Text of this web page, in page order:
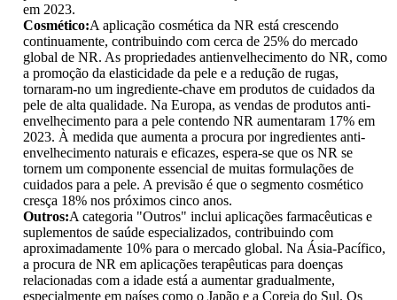
em 2023.
Cosmético:A aplicação cosmética da NR está crescendo
continuamente, contribuindo com cerca de 25% do mercado
global de NR. As propriedades antienvelhecimento do NR, como
a promoção da elasticidade da pele e a redução de rugas,
tornaram-no um ingrediente-chave em produtos de cuidados da
pele de alta qualidade. Na Europa, as vendas de produtos anti-
envelhecimento para a pele contendo NR aumentaram 17% em
2023. À medida que aumenta a procura por ingredientes anti-
envelhecimento naturais e eficazes, espera-se que os NR se
tornem um componente essencial de muitas formulações de
cuidados para a pele. A previsão é que o segmento cosmético
cresça 18% nos próximos cinco anos.
Outros:A categoria "Outros" inclui aplicações farmacêuticas e
suplementos de saúde especializados, contribuindo com
aproximadamente 10% para o mercado global. Na Ásia-Pacífico,
a procura de NR em aplicações terapêuticas para doenças
relacionadas com a idade está a aumentar gradualmente,
especialmente em países como o Japão e a Coreia do Sul. Os